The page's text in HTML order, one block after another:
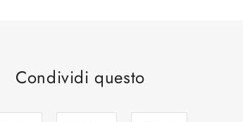
Condividi questo